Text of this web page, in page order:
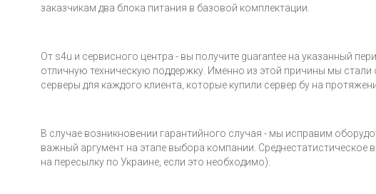
заказчикам два блока питания в базовой комплектации.
От s4u и сервисного центра - вы получите guarantee на указанный
отличную техническую поддержку. Именно из этой причины мы
серверы для каждого клиента, которые купили сервер бу на
В случае возникновении гарантийного случая - мы исправим
важный аргумент на этапе выбора компании. Среднестатистическое
на пересылку по Украине, если это необходимо).